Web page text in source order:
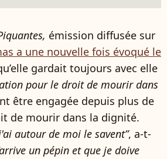
émission diffusée sur
a une nouvelle fois évoqué le
gardait toujours avec elle
pour le droit de mourir dans
être engagée depuis plus de
de mourir dans la dignité.
autour de moi le savent”, a-t-
un pépin et que je doive